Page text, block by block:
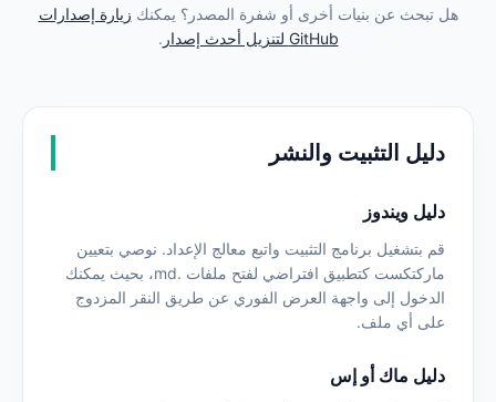
هل تبحث عن بنيات أخرى أو شفرة المصدر؟ يمكنك زيارة إصدارات
GitHub لتنزيل أحدث إصدار
.
دليل التثبيت والنشر
دليل ويندوز
قم بتشغيل برنامج التثبيت واتبع معالج الإعداد. نوصي بتعيين
ماركتكست كتطبيق افتراضي لفتح ملفات .md، بحيث يمكنك
الدخول إلى واجهة العرض الفوري عن طريق النقر المزدوج
على أي ملف.
دليل ماك أو إس